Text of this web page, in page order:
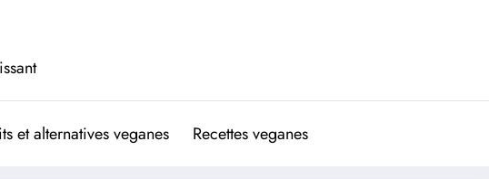
et alternatives veganes Recettes veganes